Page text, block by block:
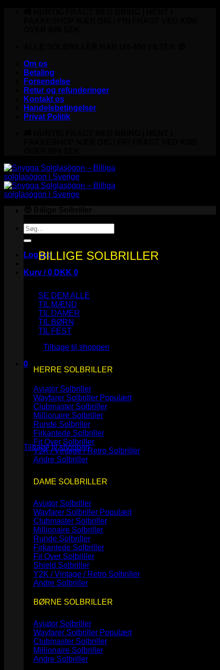
Om os
Betaling
Forsendelse
Retur og refunderinger
Kontakt os
Handelsbetingelser
Privat Politik
Søg
efter:
Log ind
Kurv /0 DKK 0
Ingen varer i kurven.
Tilbage til shoppen
0
Kurv
Ingen varer i kurven.
Tilbage til shoppen
BILLIGE SOLBRILLER
SE DEM ALLE
TIL MÆND
TIL DAMER
TIL BØRN
TIL FEST
HERRE SOLBRILLER
Aviator Solbriller
Wayfarer Solbriller
Clubmaster Solbriller
Millionaire Solbriller
Runde Solbriller
Firkantede Solbriller
Fit Over Solbriller
Y2K / Vintage / Retro Solbriller
Andre Solbriller
DAME SOLBRILLER
Aviator Solbriller
Wayfarer Solbriller
Clubmaster Solbriller
Millionaire Solbriller
Runde Solbriller
Firkantede Solbriller
Fit Over Solbriller
Shield Solbriller
Y2K / Vintage / Retro Solbriller
Andre Solbriller
BØRNE SOLBRILLER
Aviator Solbriller
Wayfarer Solbriller
Clubmaster Solbriller
Millionaire Solbriller
Andre Solbriller